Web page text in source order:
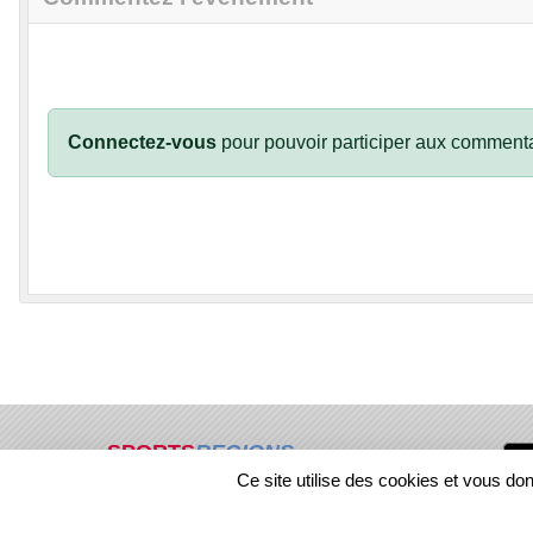
Connectez-vous pour pouvoir participer aux
SPORTSREGIONS
visites
Ce site utilise des cookies et vous